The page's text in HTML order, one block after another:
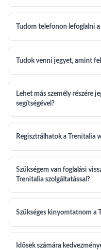
Tudom telefonon lefoglalni
Tudok venni jegyet, amint
Lehet más személy részére
segítségével?
Regisztrálhatok a Trenitalia
Szükségem van foglalási
Trenitalia szolgáltatással?
Szükséges kinyomtatnom a
Idősek számára